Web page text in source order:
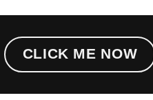
CLICK ME NOW